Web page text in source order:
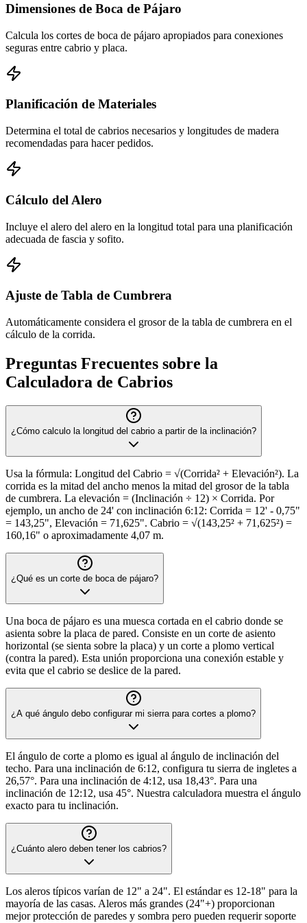
Dimensiones de Boca de Pájaro
Calcula los cortes de boca de pájaro apropiados para conexiones
seguras entre cabrio y placa.
Planificación de Materiales
Determina el total de cabrios necesarios y longitudes de madera
recomendadas para hacer pedidos.
Cálculo del Alero
Incluye el alero del alero en la longitud total para una planificación
adecuada de fascia y sofito.
Ajuste de Tabla de Cumbrera
Automáticamente considera el grosor de la tabla de cumbrera en el
cálculo de la corrida.
Preguntas Frecuentes sobre la
Calculadora de Cabrios
¿Cómo calculo la longitud del cabrio a partir de la inclinación?
Usa la fórmula: Longitud del Cabrio = √(Corrida² + Elevación²). La
corrida es la mitad del ancho menos la mitad del grosor de la tabla
de cumbrera. La elevación = (Inclinación ÷ 12) × Corrida. Por
ejemplo, un ancho de 24' con inclinación 6:12: Corrida = 12' - 0,75"
= 143,25", Elevación = 71,625". Cabrio = √(143,25² + 71,625²) =
160,16" o aproximadamente 4,07 m.
¿Qué es un corte de boca de pájaro?
Una boca de pájaro es una muesca cortada en el cabrio donde se
asienta sobre la placa de pared. Consiste en un corte de asiento
horizontal (se sienta sobre la placa) y un corte a plomo vertical
(contra la pared). Esta unión proporciona una conexión estable y
evita que el cabrio se deslice de la pared.
¿A qué ángulo debo configurar mi sierra para cortes a plomo?
El ángulo de corte a plomo es igual al ángulo de inclinación del
techo. Para una inclinación de 6:12, configura tu sierra de ingletes a
26,57°. Para una inclinación de 4:12, usa 18,43°. Para una
inclinación de 12:12, usa 45°. Nuestra calculadora muestra el ángulo
exacto para tu inclinación.
¿Cuánto alero deben tener los cabrios?
Los aleros típicos varían de 12" a 24". El estándar es 12-18" para la
mayoría de las casas. Aleros más grandes (24"+) proporcionan
mejor protección de paredes y sombra pero pueden requerir soporte